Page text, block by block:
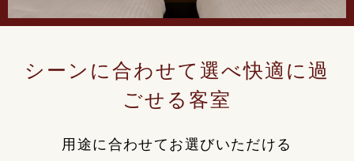
シーンに合わせて選べ快適に過
ごせる客室
用途に合わせてお選びいただける